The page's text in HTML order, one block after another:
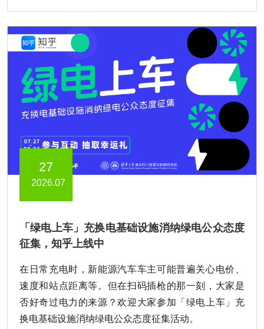
27
2026.07
「绿电上车」充换电基础设施消纳绿电公众态度
征集，知乎上线中
在日常充电时，新能源汽车车主可能普遍关心电价、
速度和站点距离等。但在扫码插枪的那一刻，大家是
否好奇过电力的来源？欢迎大家参加「绿电上车」充
换电基础设施消纳绿电公众态度征集活动。